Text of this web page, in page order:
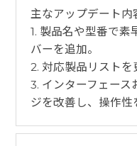
主なアップデート内
1. 製品名や型番で素
バーを追加。
2. 対応製品リストを
3. インターフェース
ジを改善し、操作性